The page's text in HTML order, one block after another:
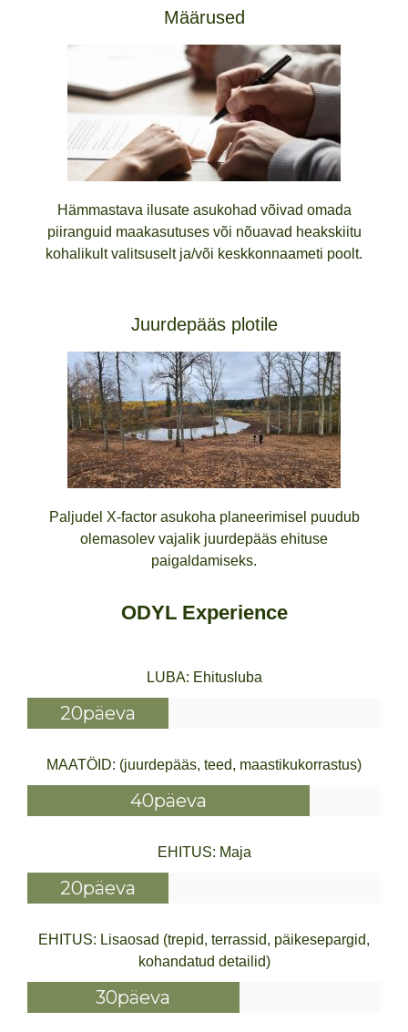
Määrused
Hämmastava ilusate asukohad võivad omada
piiranguid maakasutuses või nõuavad heakskiitu
kohalikult valitsuselt ja/või keskkonnaameti poolt.
Juurdepääs plotile
Paljudel X-factor asukoha planeerimisel puudub
olemasolev vajalik juurdepääs ehituse
paigaldamiseks.
ODYL Experience
LUBA: Ehitusluba
20päeva
MAATÖID: (juurdepääs, teed, maastikukorrastus)
40päeva
EHITUS: Maja
20päeva
EHITUS: Lisaosad (trepid, terrassid, päikesepargid,
kohandatud detailid)
30päeva